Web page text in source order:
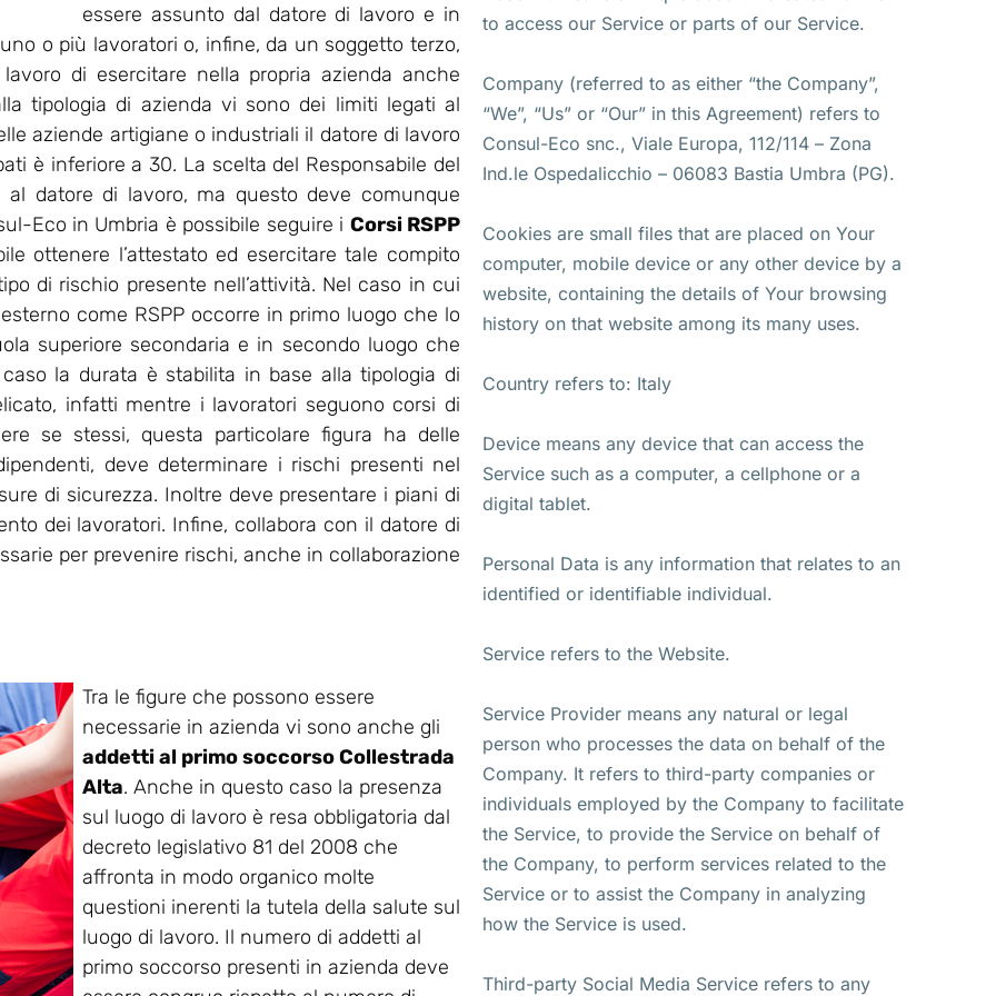
essere assunto dal datore di lavoro e in
o più lavoratori o, infine, da un soggetto terzo,
di esercitare nella propria azienda anche
tipologia di azienda vi sono dei limiti legati al
aziende artigiane o industriali il datore di lavoro
è inferiore a 30. La scelta del Responsabile del
datore di lavoro, ma questo deve comunque
Eco in Umbria è possibile seguire i Corsi RSPP
ottenere l’attestato ed esercitare tale compito
di rischio presente nell’attività. Nel caso in cui
come RSPP occorre in primo luogo che lo
superiore secondaria e in secondo luogo che
la durata è stabilita in base alla tipologia di
infatti mentre i lavoratori seguono corsi di
se stessi, questa particolare figura ha delle
deve determinare i rischi presenti nel
di sicurezza. Inoltre deve presentare i piani di
dei lavoratori. Infine, collabora con il datore di
per prevenire rischi, anche in collaborazione
Tra le figure che possono essere
necessarie in azienda vi sono anche gli
addetti al primo soccorso Collestrada
Alta. Anche in questo caso la presenza
sul luogo di lavoro è resa obbligatoria dal
decreto legislativo 81 del 2008 che
affronta in modo organico molte
questioni inerenti la tutela della salute sul
luogo di lavoro. Il numero di addetti al
primo soccorso presenti in azienda deve
to access our Service or parts of our Service.
Company (referred to as either “the Company”,
“We”, “Us” or “Our” in this Agreement) refers to
Consul-Eco snc., Viale Europa, 112/114 – Zona
Ind.le Ospedalicchio – 06083 Bastia Umbra (PG).
Cookies are small files that are placed on Your
computer, mobile device or any other device by a
website, containing the details of Your browsing
history on that website among its many uses.
Country refers to: Italy
Device means any device that can access the
Service such as a computer, a cellphone or a
digital tablet.
Personal Data is any information that relates to an
identified or identifiable individual.
Service refers to the Website.
Service Provider means any natural or legal
person who processes the data on behalf of the
Company. It refers to third-party companies or
individuals employed by the Company to facilitate
the Service, to provide the Service on behalf of
the Company, to perform services related to the
Service or to assist the Company in analyzing
how the Service is used.
Third-party Social Media Service refers to any